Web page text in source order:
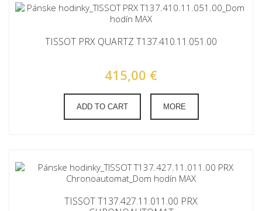
TISSOT PRX QUARTZ T137.410.11.051.00
415,00 €
ADD TO CART MORE
TISSOT T137.427.11.011.00 PRX